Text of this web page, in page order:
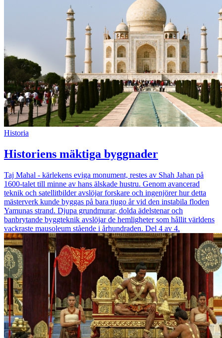
Historia
Historiens mäktiga byggnader
Taj Mahal - kärlekens eviga monument, restes av Shah Jahan på
1600-talet till minne av hans älskade hustru. Genom avancerad
teknik och satellitbilder avslöjar forskare och ingenjörer hur detta
mästerverk kunde byggas på bara tjugo år vid den instabila floden
Yamunas strand. Djupa grundmurar, dolda ädelstenar och
banbrytande byggteknik avslöjar de hemligheter som hållit världens
vackraste mausoleum stående i århundraden. Del 4 av 4.